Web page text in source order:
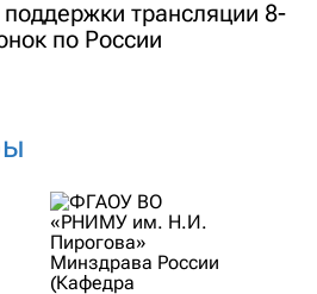
трансляции 8-
по России